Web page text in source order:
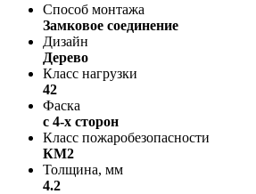
Способ монтажа
Замковое соединение
Дизайн
Дерево
Класс нагрузки
42
Фаска
с 4-х сторон
Класс пожаробезопасности
КМ2
Толщина, мм
4.2